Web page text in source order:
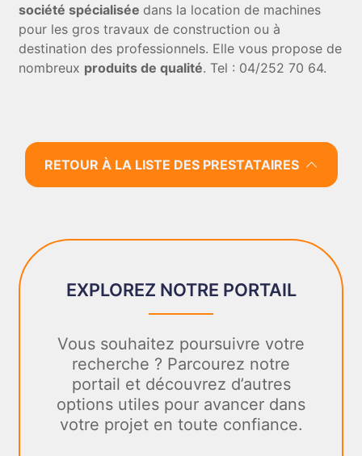
société spécialisée dans la location de machines
pour les gros travaux de construction ou à
destination des professionnels. Elle vous propose de
nombreux produits de qualité. Tel : 04/252 70 64.
RETOUR À LA LISTE DES PRESTATAIRES
EXPLOREZ NOTRE PORTAIL
Vous souhaitez poursuivre votre
recherche ? Parcourez notre
portail et découvrez d’autres
options utiles pour avancer dans
votre projet en toute confiance.